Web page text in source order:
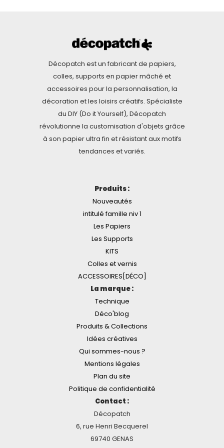
Décopatch est un fabricant de papiers,
colles, supports en papier mâché et
accessoires pour la personnalisation, la
décoration et les loisirs créatifs. Spécialiste
du DIY (Do it Yourself), Décopatch
révolutionne la customisation d'objets grâce
à son papier ultra fin et résistant aux motifs
tendances et variés.
Produits :
Nouveautés
intitulé famille niv 1
Les Papiers
Les Supports
KITS
Colles et vernis
ACCESSOIRES[DÉCO]
La marque :
Technique
Déco'blog
Produits & Collections
Idées créatives
Qui sommes-nous ?
Mentions légales
Plan du site
Politique de confidentialité
Contact :
Décopatch
6, rue Henri Becquerel
69740 GENAS